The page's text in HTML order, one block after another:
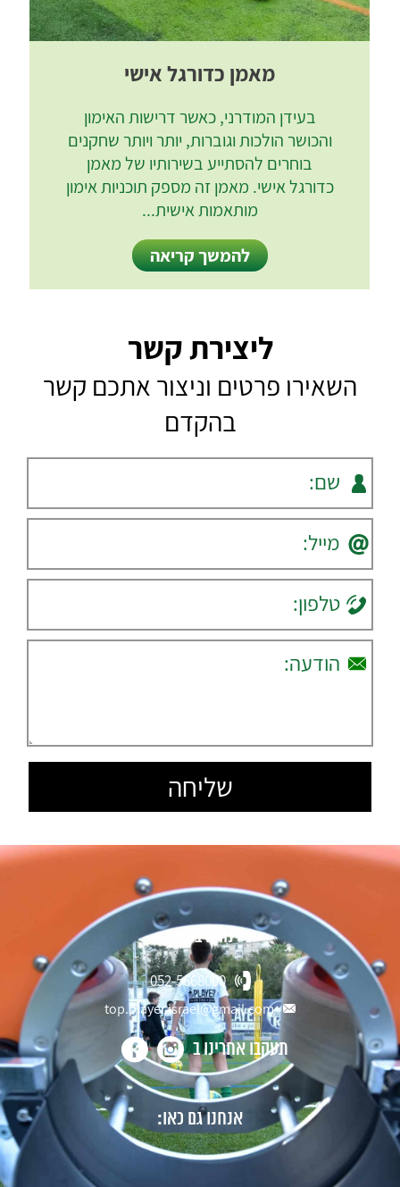
מאמן כדורגל אישי
בעידן המודרני, כאשר דרישות האימון
והכושר הולכות וגוברות, יותר ויותר שחקנים
בוחרים להסתייע בשירותיו של מאמן
כדורגל אישי. מאמן זה מספק תוכניות אימון
מותאמות אישית...
להמשך קריאה
ליצירת קשר
השאירו פרטים וניצור אתכם קשר
בהקדם
נהיה בקשר
052-5668000
top.player.israel@gmail.com
תעקבו אחרינו ב
אנחנו גם כאו: